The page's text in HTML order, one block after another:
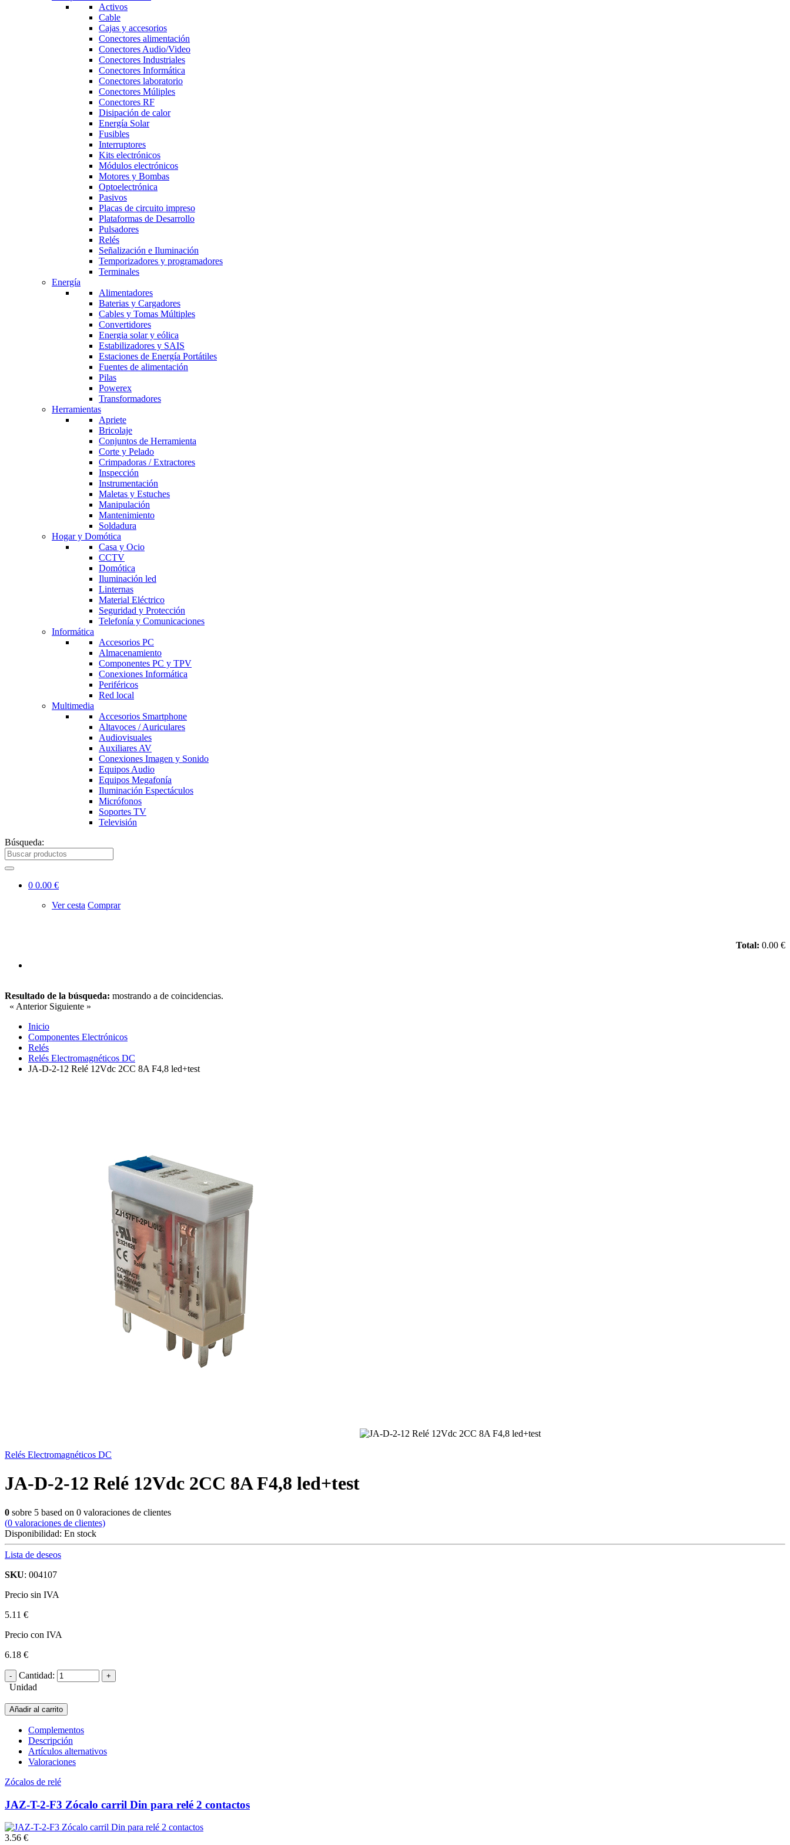
Activos
Cable
Cajas y accesorios
Conectores alimentación
Conectores Audio/Video
Conectores Industriales
Conectores Informática
Conectores laboratorio
Conectores Múliples
Conectores RF
Disipación de calor
Energía Solar
Fusibles
Interruptores
Kits electrónicos
Módulos electrónicos
Motores y Bombas
Optoelectrónica
Pasivos
Placas de circuito impreso
Plataformas de Desarrollo
Pulsadores
Relés
Señalización e Iluminación
Temporizadores y programadores
Terminales
Energía
Alimentadores
Baterias y Cargadores
Cables y Tomas Múltiples
Convertidores
Energia solar y eólica
Estabilizadores y SAIS
Estaciones de Energía Portátiles
Fuentes de alimentación
Pilas
Powerex
Transformadores
Herramientas
Apriete
Bricolaje
Conjuntos de Herramienta
Corte y Pelado
Crimpadoras / Extractores
Inspección
Instrumentación
Maletas y Estuches
Manipulación
Mantenimiento
Soldadura
Hogar y Domótica
Casa y Ocio
CCTV
Domótica
Iluminación led
Linternas
Material Eléctrico
Seguridad y Protección
Telefonía y Comunicaciones
Informática
Accesorios PC
Almacenamiento
Componentes PC y TPV
Conexiones Informática
Periféricos
Red local
Multimedia
Accesorios Smartphone
Altavoces / Auriculares
Audiovisuales
Auxiliares AV
Conexiones Imagen y Sonido
Equipos Audio
Equipos Megafonía
Iluminación Espectáculos
Micrófonos
Soportes TV
Televisión
Búsqueda:
0 0.00 €
Ver cesta Comprar
Total: 0.00 €
Resultado de la búsqueda: mostrando a de coincidencias.
« Anterior Siguiente »
Inicio
Componentes Electrónicos
Relés
Relés Electromagnéticos DC
JA-D-2-12 Relé 12Vdc 2CC 8A F4,8 led+test
Relés Electromagnéticos DC
JA-D-2-12 Relé 12Vdc 2CC 8A F4,8 led+test
0 sobre 5 based on 0 valoraciones de clientes
(0 valoraciones de clientes)
Disponibilidad: En stock
Lista de deseos
SKU: 004107
Precio sin IVA
5.11 €
Precio con IVA
6.18 €
Cantidad:
Unidad
Añadir al carrito
Complementos
Descripción
Artículos alternativos
Valoraciones
Zócalos de relé
JAZ-T-2-F3 Zócalo carril Din para relé 2 contactos
3.56 €